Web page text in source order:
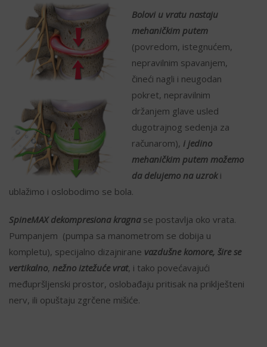
Bolovi u vratu nastaju
mehaničkim putem
(povredom, istegnućem,
nepravilnim spavanjem,
čineći nagli i neugodan
pokret, nepravilnim
držanjem glave usled
dugotrajnog sedenja za
računarom), i jedino
mehaničkim putem možemo
da delujemo na uzroki
ublažimo i oslobodimo se bola.
SpineMAX dekompresiona kragna se postavlja oko vrata.
Pumpanjem (pumpa sa manometrom se dobija u
kompletu), specijalno dizajnirane vazdušne komore, šire se
vertikalno, nežno iztežuće vrat, i tako povećavajući
međupršljenski prostor, oslobađaju pritisak na priklješteni
nerv, ili opuštaju zgrčene mišiće.